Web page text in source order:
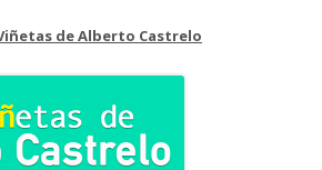
de Alberto Castrelo